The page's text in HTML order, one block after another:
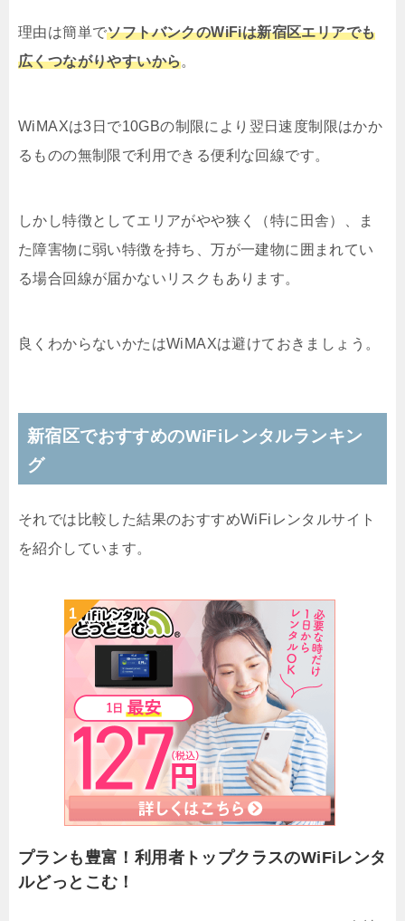
理由は簡単でソフトバンクのWiFiは新宿区エリアでも
広くつながりやすいから。
WiMAXは3日で10GBの制限により翌日速度制限はかか
るものの無制限で利用できる便利な回線です。
しかし特徴としてエリアがやや狭く（特に田舎）、ま
た障害物に弱い特徴を持ち、万が一建物に囲まれてい
る場合回線が届かないリスクもあります。
良くわからないかたはWiMAXは避けておきましょう。
新宿区でおすすめのWiFiレンタルランキン
グ
それでは比較した結果のおすすめWiFiレンタルサイト
を紹介しています。
プランも豊富！利用者トップクラスのWiFiレンタ
ルどっとこむ！